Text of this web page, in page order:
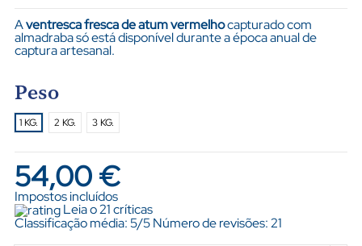
Aventresca fresca de atum vermelhocapturado com
almadraba só está disponível durante a época anual de
captura artesanal.
Peso
1 KG. 2 KG. 3 KG.
54,00 €
Impostos incluídos
Leia o 21 críticas
Classificação média:5/5 Número de revisões:21